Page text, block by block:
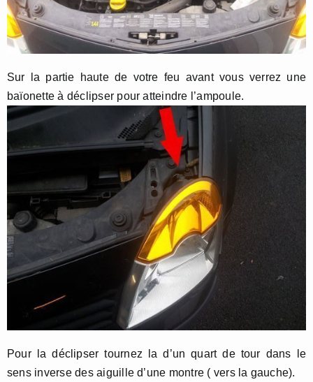
Sur la partie haute de votre feu avant vous verrez une
baïonette à déclipser pour atteindre l’ampoule.
Pour la déclipser tournez la d’un quart de tour dans le
sens inverse des aiguille d’une montre ( vers la gauche).